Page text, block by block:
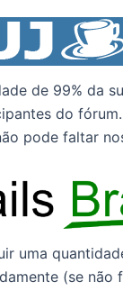
de 99% da
do
pode faltar
uma
(se não